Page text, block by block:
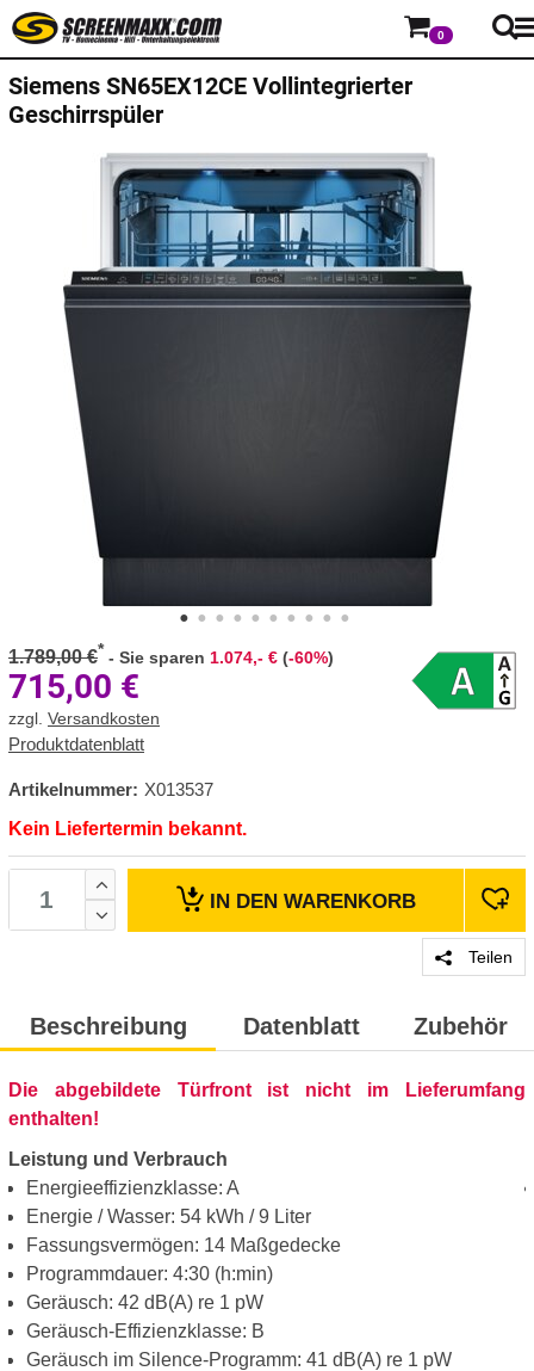
0
Siemens SN65EX12CE Vollintegrierter
Geschirrspüler
1.789,00 €* - Sie sparen 1.074,- € (-60%)
715,00 €
zzgl. Versandkosten
Produktdatenblatt
Artikelnummer: X013537
Kein Liefertermin bekannt.
IN DEN WARENKORB
Teilen
Beschreibung Datenblatt Zubehör
Die abgebildete Türfront ist nicht im Lieferumfang
enthalten!
Leistung und Verbrauch
Energieeffizienzklasse: A
Energie / Wasser: 54 kWh / 9 Liter
Fassungsvermögen: 14 Maßgedecke
Programmdauer: 4:30 (h:min)
Geräusch: 42 dB(A) re 1 pW
Geräusch-Effizienzklasse: B
Geräusch im Silence-Programm: 41 dB(A) re 1 pW